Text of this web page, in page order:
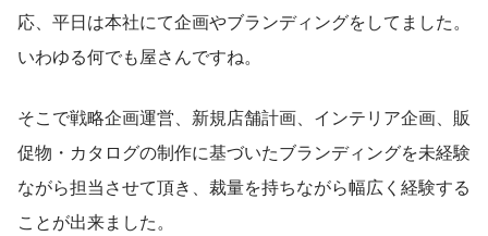
応、平日は本社にて企画やブランディングをしてました。
いわゆる何でも屋さんですね。
そこで戦略企画運営、新規店舗計画、インテリア企画、販
促物・カタログの制作に基づいたブランディングを未経験
ながら担当させて頂き、裁量を持ちながら幅広く経験する
ことが出来ました。